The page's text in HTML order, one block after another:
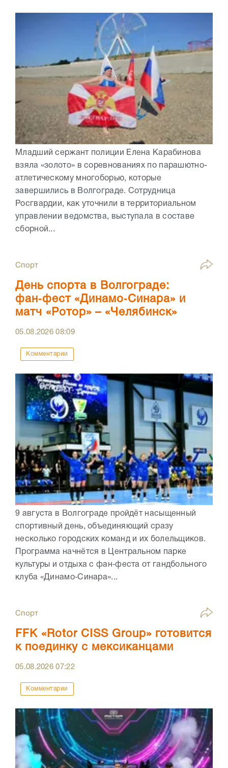
Младший сержант полиции Елена Карабинова
взяла «золото» в соревнованиях по парашютно-
атлетическому многоборью, которые
завершились в Волгограде. Сотрудница
Росгвардии, как уточнили в территориальном
управлении ведомства, выступала в составе
сборной...
Спорт
День спорта в Волгограде:
фан‑фест «Динамо‑Синара» и
матч «Ротор» – «Челябинск»
05.08.202608:09
Комментарии
9 августа в Волгограде пройдёт насыщенный
спортивный день, объединяющий сразу
несколько городских команд и их болельщиков.
Программа начнётся в Центральном парке
культуры и отдыха с фан‑феста от гандбольного
клуба «Динамо‑Синара»...
Спорт
FFK «Rotor CISS Group» готовится
к поединку с мексиканцами
05.08.202607:22
Комментарии